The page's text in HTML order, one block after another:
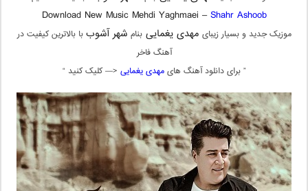
Download New Music Mehdi Yaghmaei –Shahr Ashoob
موزیک جدید و بسیار زیبای مهدی یغماییبنام شهر آشوببا بالاترین کیفیت در
آهنگ فاخر
” برای دانلود آهنگ هایمهدی یغمایی <— کلیک کنید “